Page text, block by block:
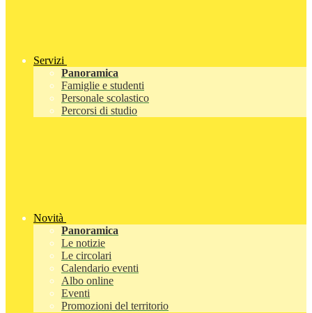
Servizi
Panoramica
Famiglie e studenti
Personale scolastico
Percorsi di studio
Novità
Panoramica
Le notizie
Le circolari
Calendario eventi
Albo online
Eventi
Promozioni del territorio